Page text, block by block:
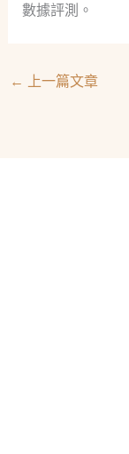
數據評測。
← 上一篇文章